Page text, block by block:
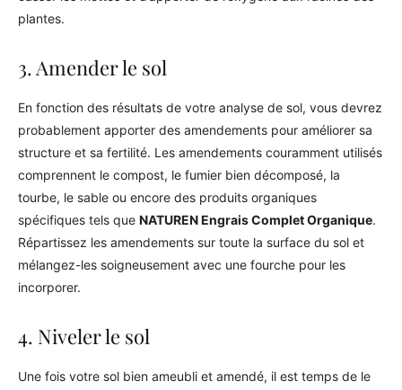
plantes.
3. Amender le sol
En fonction des résultats de votre analyse de sol, vous devrez
probablement apporter des amendements pour améliorer sa
structure et sa fertilité. Les amendements couramment utilisés
comprennent le compost, le fumier bien décomposé, la
tourbe, le sable ou encore des produits organiques
spécifiques tels que NATUREN Engrais Complet Organique.
Répartissez les amendements sur toute la surface du sol et
mélangez-les soigneusement avec une fourche pour les
incorporer.
4. Niveler le sol
Une fois votre sol bien ameubli et amendé, il est temps de le